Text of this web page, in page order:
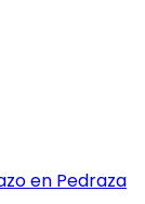
en Pedraza